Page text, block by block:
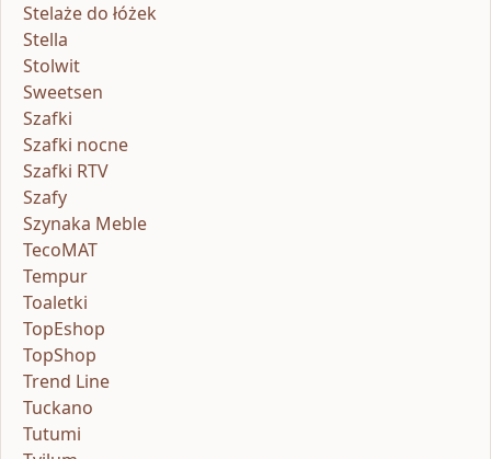
Stelaże do łóżek
Stella
Stolwit
Sweetsen
Szafki
Szafki nocne
Szafki RTV
Szafy
Szynaka Meble
TecoMAT
Tempur
Toaletki
TopEshop
TopShop
Trend Line
Tuckano
Tutumi